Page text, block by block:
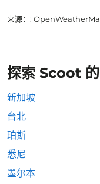
来源： :
探索 Scoot
新加坡
台北
珀斯
悉尼
墨尔本